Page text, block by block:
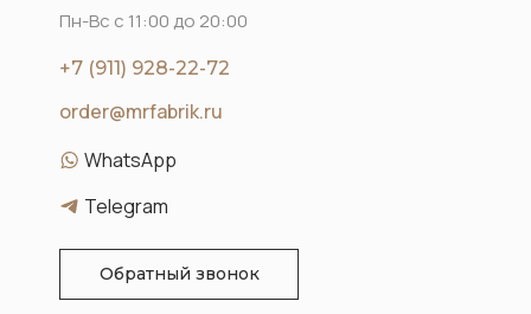
order@mrfabrik.ru
+7 (911) 928-22-72
Пн-Вс с 11:00 до 20:00
WhatsApp
Telegram
Обратный звонок